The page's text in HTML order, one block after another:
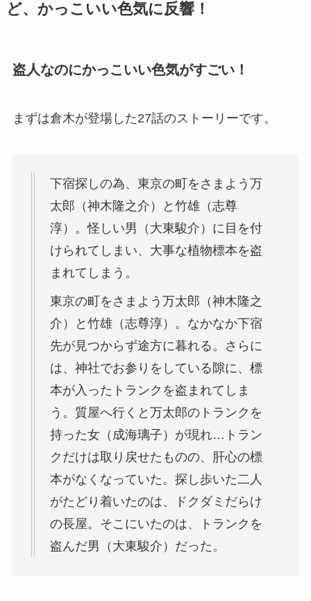
ど、かっこいい色気に反響！
盗人なのにかっこいい色気がすごい！
まずは倉木が登場した27話のストーリーです。
下宿探しの為、東京の町をさまよう万
太郎（神木隆之介）と竹雄（志尊
淳）。怪しい男（大東駿介）に目を付
けられてしまい、大事な植物標本を盗
まれてしまう。
東京の町をさまよう万太郎（神木隆之
介）と竹雄（志尊淳）。なかなか下宿
先が見つからず途方に暮れる。さらに
は、神社でお参りをしている隙に、標
本が入ったトランクを盗まれてしま
う。質屋へ行くと万太郎のトランクを
持った女（成海璃子）が現れ…トラン
クだけは取り戻せたものの、肝心の標
本がなくなっていた。探し歩いた二人
がたどり着いたのは、ドクダミだらけ
の長屋。そこにいたのは、トランクを
盗んだ男（大東駿介）だった。